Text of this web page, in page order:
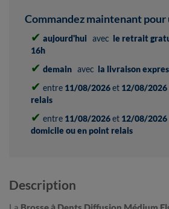
Commandez maintenant
✔ aujourd'hui avec le retrait
16h
✔ demain avec la livraison
✔ entre 11/08/2026et 12/08/2026
relais
✔ entre 11/08/2026et 12/08/2026
domicile ou en point relais
Description